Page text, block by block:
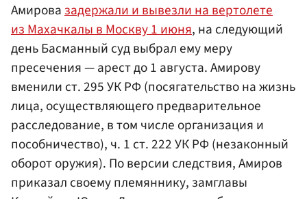
Амировазадержали и вывезли на вертолете
из Махачкалы в Москву 1 июня, на следующий
день Басманный суд выбрал ему меру
пресечения — арест до 1 августа. Амирову
вменили ст. 295 УК РФ (посягательство на жизнь
лица, осуществляющего предварительное
расследование, в том числе организация и
пособничество), ч. 1 ст. 222 УК РФ (незаконный
оборот оружия). По версии следствия, Амиров
приказал своему племяннику, замглавы